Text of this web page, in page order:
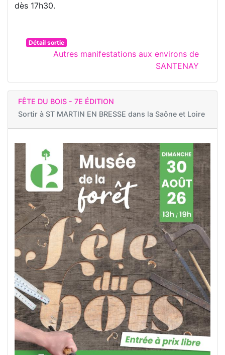
dès 17h30.
Détail sortie
Autres manifestations aux environs de
SANTENAY
FÊTE DU BOIS - 7E ÉDITION
Sortir à ST MARTIN EN BRESSE dans la Saône et Loire